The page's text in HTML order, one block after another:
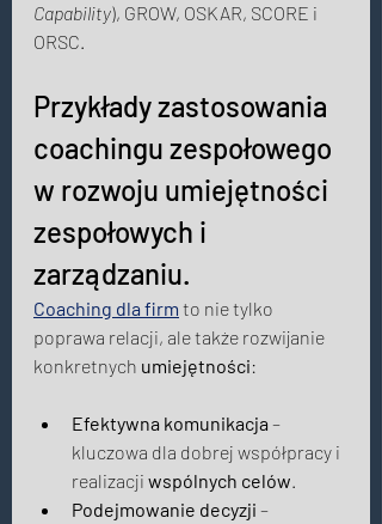
Capability), GROW, OSKAR, SCORE i
ORSC.
Przykłady zastosowania
coachingu zespołowego
w rozwoju umiejętności
zespołowych i
zarządzaniu.
Coaching dla firm to nie tylko
poprawa relacji, ale także rozwijanie
konkretnych umiejętności:
Efektywna komunikacja –
kluczowa dla dobrej współpracy i
realizacji wspólnych celów.
Podejmowanie decyzji –